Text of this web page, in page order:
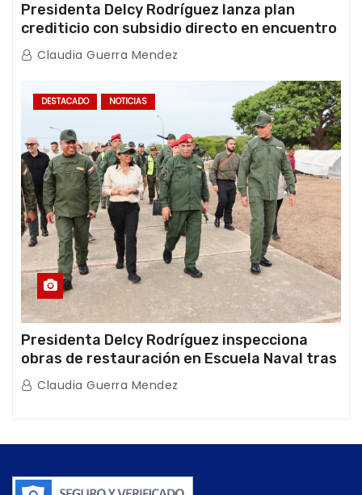
Presidenta Delcy Rodríguez lanza plan
crediticio con subsidio directo en encuentro
con Juntas de Condominio
Claudia Guerra Mendez
DESTACADO NOTICIAS
Presidenta Delcy Rodríguez inspecciona
obras de restauración en Escuela Naval tras
afectaciones sísmicas en La Guaira
Claudia Guerra Mendez